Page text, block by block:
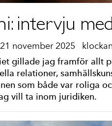
intervju
november 2025
gillade jag framför allt
relationer,
som både var roliga
vill ta inom juridiken.